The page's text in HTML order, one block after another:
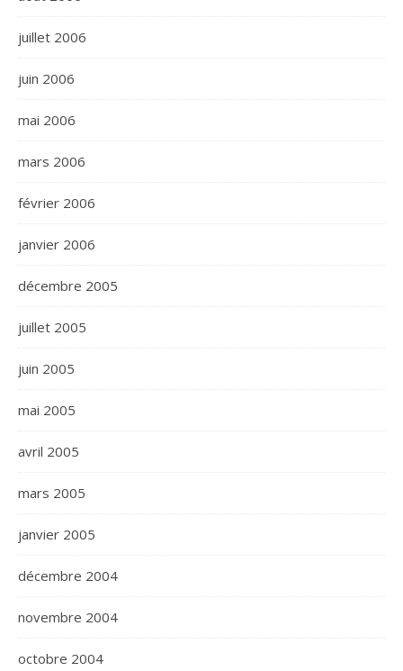
juillet 2006
juin 2006
mai 2006
mars 2006
février 2006
janvier 2006
décembre 2005
juillet 2005
juin 2005
mai 2005
avril 2005
mars 2005
janvier 2005
décembre 2004
novembre 2004
octobre 2004